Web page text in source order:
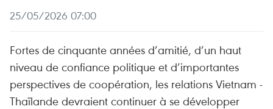
25/05/2026 07:00
Fortes de cinquante années d’amitié, d’un haut
niveau de confiance politique et d’importantes
perspectives de coopération, les relations Vietnam -
Thaïlande devraient continuer à se développer